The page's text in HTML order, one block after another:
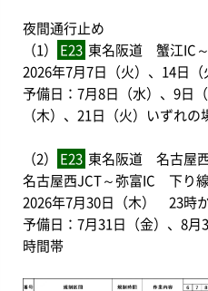
夜間通行止め
（1）
E23 東名阪道 蟹江IC
2026年7月7日（火）、14日
予備日：7月8日（水）、9日
（木）、21日（火）いずれ
（2） E23 東名阪道 名古屋
名古屋西JCT～弥富IC 下り線
2026年7月30日（木） 23時
予備日：7月31日（金）、8
時間帯